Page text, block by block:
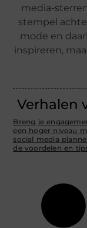
media-
stempel
mode en
inspireren,
Verhalen
Breng je
een hoger niveau
social media
de voordelen en